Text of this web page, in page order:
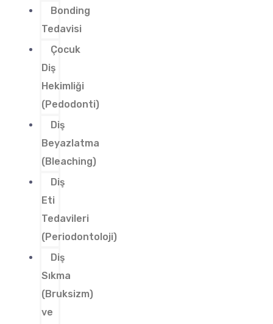
Bonding
Tedavisi
Çocuk
Diş
Hekimliği
(Pedodonti)
Diş
Beyazlatma
(Bleaching)
Diş
Eti
Tedavileri
(Periodontoloji)
Diş
Sıkma
(Bruksizm)
ve